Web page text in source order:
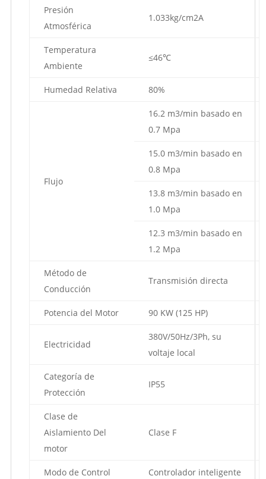
Presión
Atmosférica
1.033kg/cm2A
Temperatura
Ambiente
≤46℃
Humedad Relativa 80%
Flujo
16.2 m3/min basado en
0.7 Mpa
15.0 m3/min basado en
0.8 Mpa
13.8 m3/min basado en
1.0 Mpa
12.3 m3/min basado en
1.2 Mpa
Método de
Conducción
Transmisión directa
Potencia del Motor 90 KW (125 HP)
Electricidad
380V/50Hz/3Ph, su
voltaje local
Categoría de
Protección
IP55
Clase de
Aislamiento Del
motor
Clase F
Modo de Control Controlador inteligente